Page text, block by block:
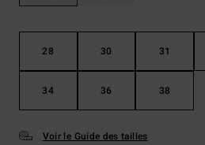
28 30 31
34 36 38
Voir le Guide des tailles